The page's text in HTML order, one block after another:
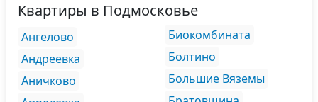
Квартиры в Подмосковье
Ангелово
Андреевка
Аничково
Биокомбината
Болтино
Большие Вяземы